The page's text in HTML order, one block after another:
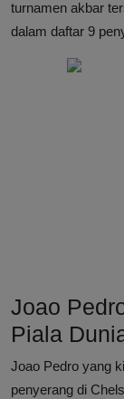
turnamen akbar
dalam daftar 9
Joao
Piala
Joao Pedro yang
penyerang di